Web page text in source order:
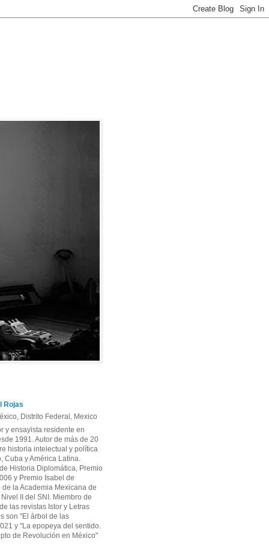
Rojas
Distrito Federal, Mexico
y ensayista residente en
1991. Autor de más de 20
historia intelectual y política
Cuba y América Latina.
Historia Diplomática, Premio
y Premio Isabel de
la Academia Mexicana de
II del SNI. Miembro de
las revistas Istor y Letras
son "El árbol de las
y "La epopeya del sentido.
de Revolución en México"